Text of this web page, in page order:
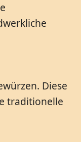
Diese
traditionelle